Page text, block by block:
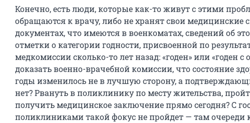
Конечно, есть люди, которые как-то живут с этими
обращаются к врачу, либо не хранят свои медицинские
документах, что имеются в военкоматах, сведений об
отметки о категории годности, присвоенной по
медкомиссии сколько-то лет назад: «годен» или «годен
доказать военно-врачебной комиссии, что состояние
годы изменилось не в лучшую сторону, а
нет? Рвануть в поликлинику по месту жительства,
получить медицинское заключение прямо сегодня? С
поликлиниками такой фокус не пройдет — там очереди